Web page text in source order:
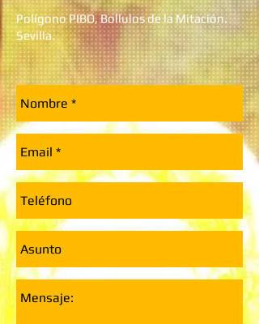
Polígono PIBO, Bollulos de la Mitación.
Sevilla.